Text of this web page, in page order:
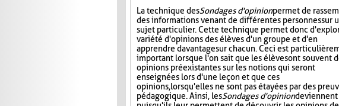
La technique desSondages d'opinionpermet de
des informations venant de différentes personnes sur
sujet particulier. Cette technique permet donc
variété d'opinions des élèves d'un groupe et d'en
apprendre davantage sur chacun. Ceci est
important lorsque l'on sait que les élèves ont souvent
opinions préexistantes sur les notions qui seront
enseignées lors d'une leçon et que ces
opinions, lorsqu'elles ne sont pas étayées par des
pédagogique. Ainsi, lesSondages d'opiniondeviennent